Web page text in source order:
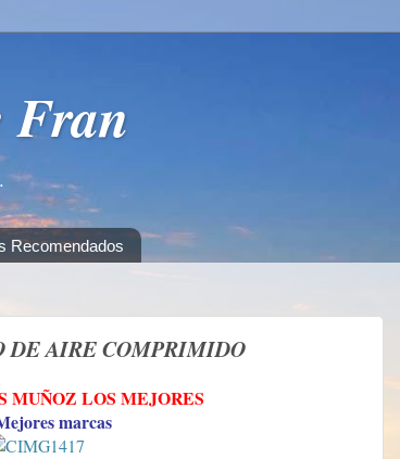
Recomendados
DE AIRE COMPRIMIDO
MUÑOZ LOS MEJORES
marcas